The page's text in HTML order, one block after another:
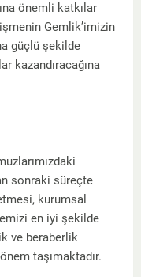
önemli katkılar
Gemlik’imizin
güçlü şekilde
kazandıracağına
sonraki süreçte
kurumsal
en iyi şekilde
ve beraberlik
taşımaktadır.